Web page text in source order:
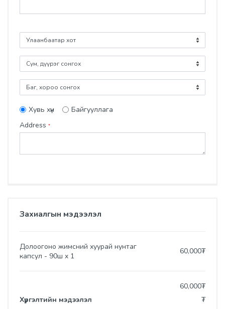
Хувь хүн
Байгууллага
Address *
Захиалгын мэдээлэл
Долоогоно жимсний хуурай нунтаг
капсул - 90ш x 1
60,000₮
60,000₮
Хүргэлтийн мэдээлэл
₮